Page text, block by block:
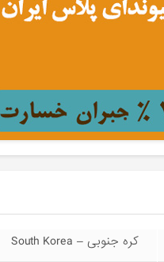
کره جنوبی – South Korea